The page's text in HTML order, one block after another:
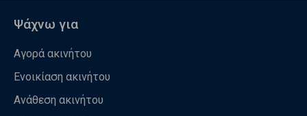
Ψάχνω για
Αγορά ακινήτου
Ενοικίαση ακινήτου
Ανάθεση ακινήτου